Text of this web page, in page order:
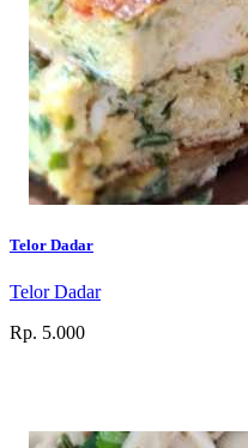
Telor Dadar
Telor Dadar
Rp. 5.000